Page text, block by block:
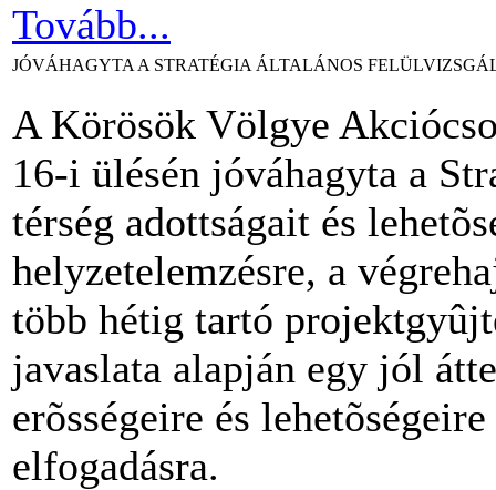
Tovább...
JÓVÁHAGYTA A STRATÉGIA ÁLTALÁNOS
A Körösök Völgye
16-i ülésén jóváhagyta a
térség adottságait és
helyzetelemzésre, a
több hétig tartó
javaslata alapján egy jól
erõsségeire és
elfogadásra.